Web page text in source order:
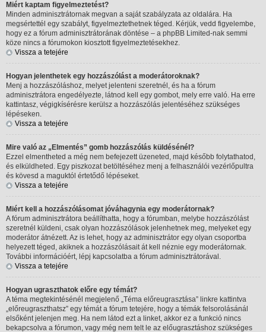
Miért kaptam figyelmeztetést?
Minden adminisztrátornak megvan a saját szabályzata az oldalára. Ha
megsértettél egy szabályt, figyelmeztethetnek téged. Kérjük, vedd figyelembe,
hogy ez a fórum adminisztrátorának döntése – a phpBB Limited-nak semmi
köze nincs a fórumokon kiosztott figyelmeztetésekhez.
Vissza a tetejére
Hogyan jelenthetek egy hozzászólást a moderátoroknak?
Menj a hozzászóláshoz, melyet jelenteni szeretnél, és ha a fórum
adminisztrátora engedélyezte, látnod kell egy gombot, mely erre való. Ha erre
kattintasz, végigkísérésre kerülsz a hozzászólás jelentéséhez szükséges
lépéseken.
Vissza a tetejére
Mire való az „Elmentés” gomb hozzászólás küldésénél?
Ezzel elmentheted a még nem befejezett üzeneted, majd később folytathatod,
és elküldheted. Egy piszkozat betöltéséhez menj a felhasználói vezérlőpultra
és kövesd a maguktól értetődő lépéseket.
Vissza a tetejére
Miért kell a hozzászólásomat jóváhagynia egy moderátornak?
A fórum adminisztrátora beállíthatta, hogy a fórumban, melybe hozzászólást
szeretnél küldeni, csak olyan hozzászólások jelenhetnek meg, melyeket egy
moderátor átnézett. Az is lehet, hogy az adminisztrátor egy olyan csoportba
helyezett téged, akiknek a hozzászólásait át kell néznie egy moderátornak.
További információért, lépj kapcsolatba a fórum adminisztrátorával.
Vissza a tetejére
Hogyan ugraszthatok előre egy témát?
A téma megtekintésénél megjelenő „Téma előreugrasztása” linkre kattintva
„előreugraszthatsz” egy témát a fórum tetejére, hogy a témák felsorolásánál
elsőként jelenjen meg. Ha nem látod ezt a linket, akkor ez a funkció nincs
bekapcsolva a fórumon, vagy még nem telt le az előugrasztáshoz szükséges